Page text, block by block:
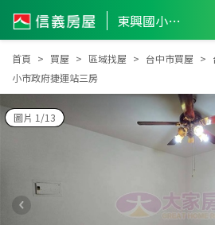
東興國小市政府捷運站三房
首頁 買屋 區域找屋 台中市買屋
小市政府捷運站三房
圖片 1/13